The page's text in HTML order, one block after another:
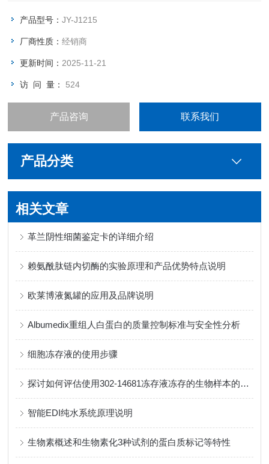
产品型号：JY-J1215
厂商性质：经销商
更新时间： 2025-11-21
访 问 量： 524
产品咨询 联系我们
产品分类
相关文章
革兰阴性细菌鉴定卡的详细介绍
赖氨酰肽链内切酶的实验原理和产品优势特点说明
欧莱博液氮罐的应用及品牌说明
Albumedix重组人白蛋白的质量控制标准与安全性分析
细胞冻存液的使用步骤
探讨如何评估使用302-14681冻存液冻存的生物样本的质量
智能EDI纯水系统原理说明
生物素概述和生物素化3种试剂的蛋白质标记等特性